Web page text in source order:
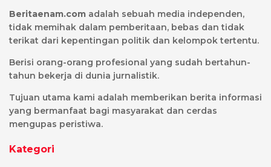
Beritaenam.com adalah sebuah media independen,
tidak memihak dalam pemberitaan, bebas dan tidak
terikat dari kepentingan politik dan kelompok tertentu.
Berisi orang-orang profesional yang sudah bertahun-
tahun bekerja di dunia jurnalistik.
Tujuan utama kami adalah memberikan berita informasi
yang bermanfaat bagi masyarakat dan cerdas
mengupas peristiwa.
Kategori